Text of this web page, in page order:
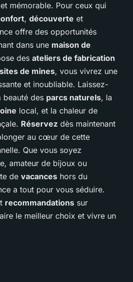
mémorable. Pour ceux qui
, découverte et
offre des opportunités
dans une maison de
des ateliers de fabrication
de mines, vous vivrez une
et inoubliable. Laissez-
beauté des parcs naturels, la
local, et la chaleur de
Réservez dès maintenant
au cœur de cette
Que vous soyez
amateur de bijoux ou
de vacances hors du
a tout pour vous séduire.
recommandations sur
le meilleur choix et vivre un